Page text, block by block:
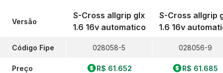
Versão
Código Fipe
Preço
S-Cross allgrip glx
1.6 16v automatico
028058-5
R$ 61.652
S-Cross allgrip
1.6 16v
028056-9
R$ 61.685